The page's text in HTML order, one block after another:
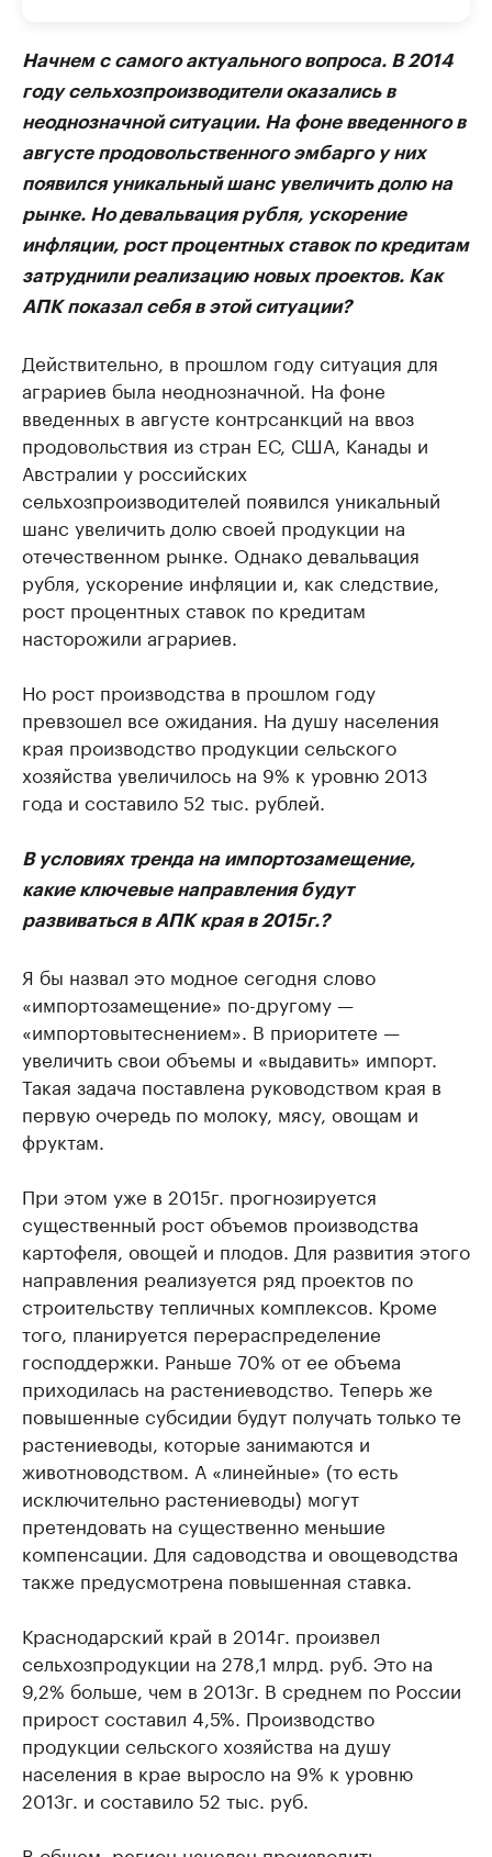
Начнем с самого актуального вопроса. В 2014
году сельхозпроизводители оказались в
неоднозначной ситуации. На фоне введенного в
августе продовольственного эмбарго у них
появился уникальный шанс увеличить долю на
рынке. Но девальвация рубля, ускорение
инфляции, рост процентных ставок по кредитам
затруднили реализацию новых проектов. Как
АПК показал себя в этой ситуации?
Действительно, в прошлом году ситуация для
аграриев была неоднозначной. На фоне
введенных в августе контрсанкций на ввоз
продовольствия из стран ЕС, США, Канады и
Австралии у российских
сельхозпроизводителей появился уникальный
шанс увеличить долю своей продукции на
отечественном рынке. Однако девальвация
рубля, ускорение инфляции и, как следствие,
рост процентных ставок по кредитам
насторожили аграриев.
Но рост производства в прошлом году
превзошел все ожидания. На душу населения
края производство продукции сельского
хозяйства увеличилось на 9% к уровню 2013
года и составило 52 тыс. рублей.
В условиях тренда на импортозамещение,
какие ключевые направления будут
развиваться в АПК края в 2015г.?
Я бы назвал это модное сегодня слово
«импортозамещение» по-другому —
«импортовытеснением». В приоритете —
увеличить свои объемы и «выдавить» импорт.
Такая задача поставлена руководством края в
первую очередь по молоку, мясу, овощам и
фруктам.
При этом уже в 2015г. прогнозируется
существенный рост объемов производства
картофеля, овощей и плодов. Для развития этого
направления реализуется ряд проектов по
строительству тепличных комплексов. Кроме
того, планируется перераспределение
господдержки. Раньше 70% от ее объема
приходилась на растениеводство. Теперь же
повышенные субсидии будут получать только те
растениеводы, которые занимаются и
животноводством. А «линейные» (то есть
исключительно растениеводы) могут
претендовать на существенно меньшие
компенсации. Для садоводства и овощеводства
также предусмотрена повышенная ставка.
Краснодарский край в 2014г. произвел
сельхозпродукции на 278,1 млрд. руб. Это на
9,2% больше, чем в 2013г. В среднем по России
прирост составил 4,5%. Производство
продукции сельского хозяйства на душу
населения в крае выросло на 9% к уровню
2013г. и составило 52 тыс. руб.